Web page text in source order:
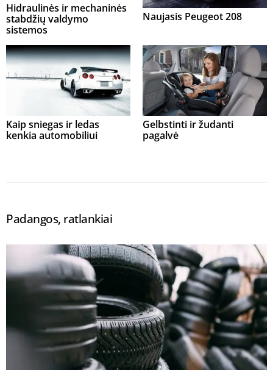
Hidraulinės ir mechaninės
stabdžių valdymo
sistemos
Naujasis Peugeot 208
Kaip sniegas ir ledas
kenkia automobiliui
Gelbstinti ir žudanti
pagalvė
Padangos, ratlankiai